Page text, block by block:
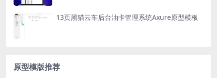
13页黑猫云车后台油卡管理系统Axure原型模板
原型模版推荐